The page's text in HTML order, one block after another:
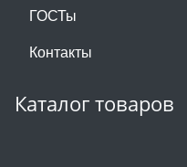
ГОСТы
Контакты
Каталог товаров